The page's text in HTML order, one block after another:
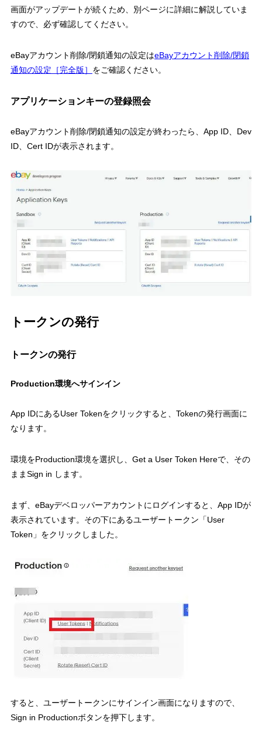
画面がアップデートが続くため、別ページに詳細に解説していま
すので、必ず確認してください。
eBayアカウント削除/閉鎖通知の設定はeBayアカウント削除/閉鎖
通知の設定［完全版］ をご確認ください。
アプリケーションキーの登録照会
eBayアカウント削除/閉鎖通知の設定が終わったら、App ID、Dev
ID、Cert IDが表示されます。
トークンの発行
トークンの発行
Production環境へサインイン
App IDにあるUser Tokenをクリックすると、Tokenの発行画面に
なります。
環境をProduction環境を選択し、Get a User Token Hereで、その
ままSign in します。
まず、eBayデベロッパーアカウントにログインすると、App IDが
表示されています。その下にあるユーザートークン「User
Token」をクリックしました。
すると、ユーザートークンにサインイン画面になりますので、
Sign in Productionボタンを押下します。